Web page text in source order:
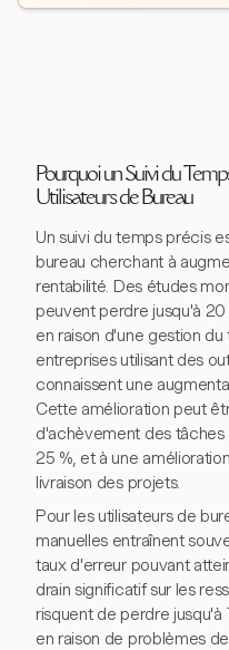
Pourquoi un Suivi du
Utilisateurs de Bureau
Un suivi du temps précis
bureau cherchant à
rentabilité. Des études
peuvent perdre jusqu'à
en raison d'une gestion
entreprises utilisant des
connaissent une
Cette amélioration peut
d'achèvement des
25 %, et à une
livraison des projets.
Pour les utilisateurs de
manuelles entraînent
taux d'erreur pouvant
drain significatif sur les
risquent de perdre jusqu'à
en raison de problèmes